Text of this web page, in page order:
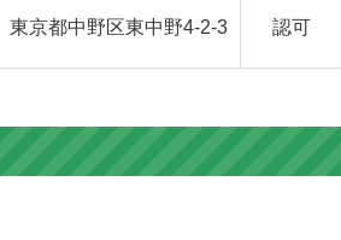
東京都中野区東中野4-2-3 認可